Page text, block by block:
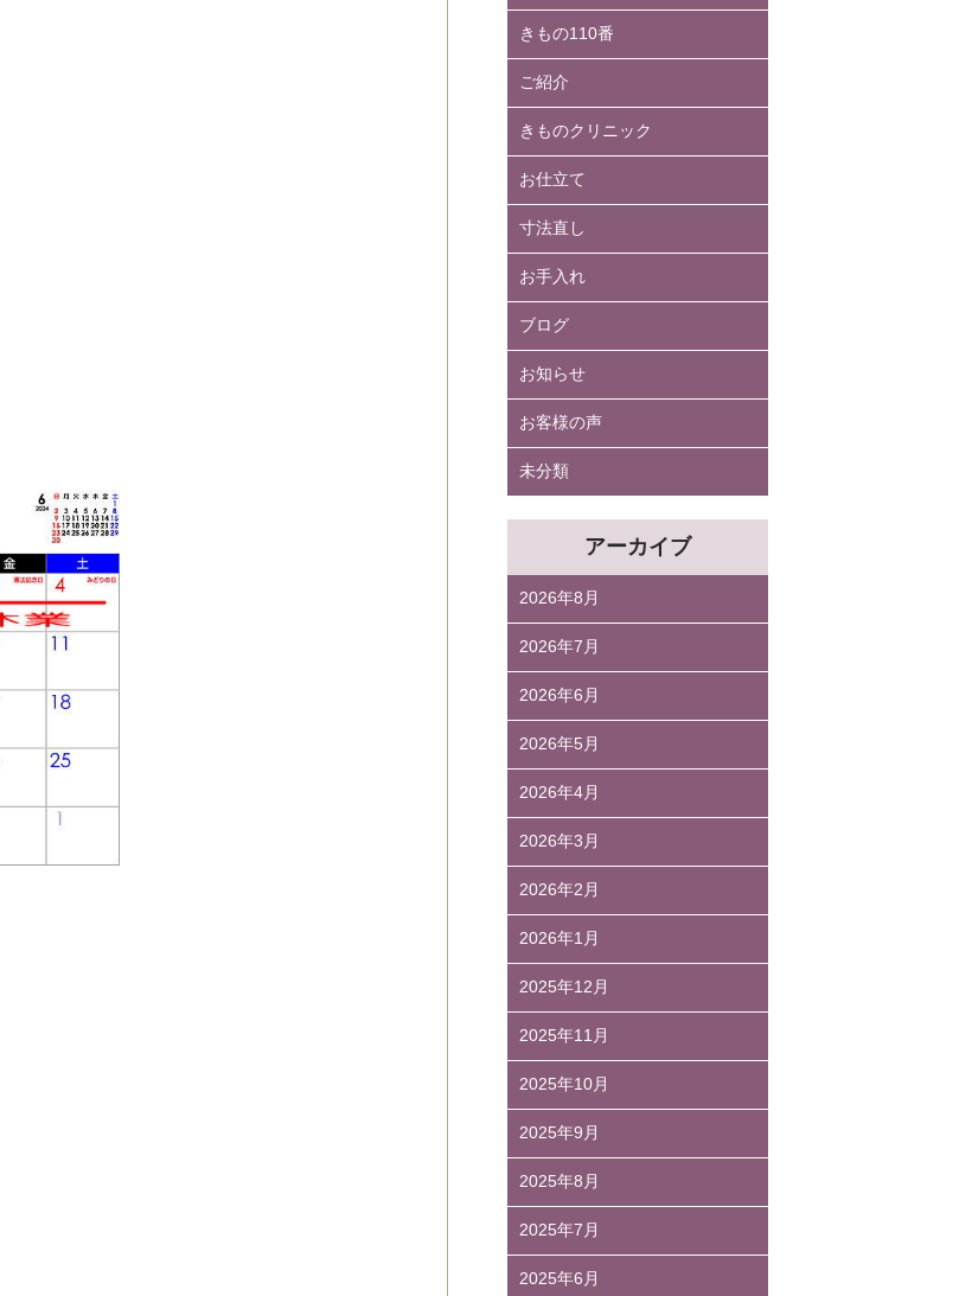
きもの110番
ご紹介
きものクリニック
お仕立て
寸法直し
お手入れ
ブログ
お知らせ
お客様の声
未分類
アーカイブ
2026年8月
2026年7月
2026年6月
2026年5月
2026年4月
2026年3月
2026年2月
2026年1月
2025年12月
2025年11月
2025年10月
2025年9月
2025年8月
2025年7月
2025年6月